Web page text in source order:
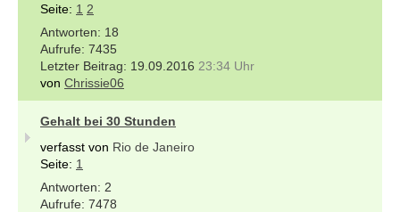
Seite: 1 2
18
7435
19.09.2016 23:34 Uhr
von Chrissie06
Gehalt bei 30 Stunden
verfasst von Rio de Janeiro
Seite: 1
2
7478